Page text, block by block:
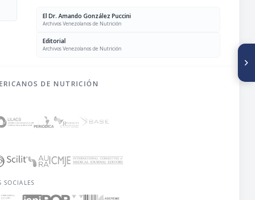
El Dr. Amando González Puccini
Archivos Venezolanos de Nutrición
Editorial
Archivos Venezolanos de Nutrición
DE NUTRICIÓN
SOCIALES